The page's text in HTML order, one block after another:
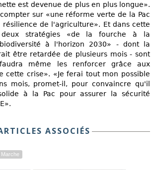
est devenue de plus en plus longue».
sur «une réforme verte de la Pac
de l'agriculture». Et dans cette
deux stratégies «de la fourche à la
à l'horizon 2030» - dont la
être retardée de plusieurs mois - sont
même les renforcer grâce aux
cette crise». «Je ferai tout mon possible
mois, promet-il, pour convaincre qu'il
à la Pac pour assurer la sécurité
ASSOCIÉS
Marche